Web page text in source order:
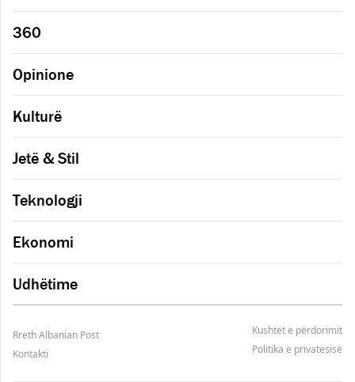
360
Opinione
Kulturë
Jetë & Stil
Teknologji
Ekonomi
Udhëtime
Rreth Albanian Post
Kushtet e përdorimit
Kontakti
Politika e privatësisë